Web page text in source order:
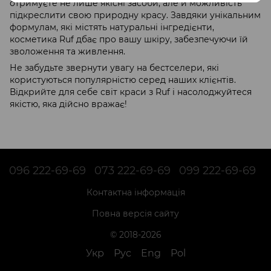
отримуєте не лише якісні засоби, але й можливість
підкреслити свою природну красу. Завдяки унікальним
формулам, які містять натуральні інгредієнти,
косметика Ruf дбає про вашу шкіру, забезпечуючи їй
зволоження та живлення.
Не забудьте звернути увагу на бестселери, які
користуються популярністю серед наших клієнтів.
Відкрийте для себе світ краси з Ruf і насолоджуйтеся
якістю, яка дійсно вражає!
096 222-69-69 073 222-69-69 099 222-69-69
Контактна інформація
Повна версія сайту
© 2018-2026
Укр Рус Eng Pol